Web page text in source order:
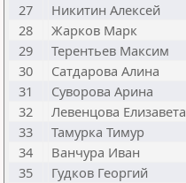
27
Никитин Алексей
28
Жарков Марк
29
Терентьев Максим
30
Сатдарова Алина
31
Суворова Арина
32
Левенцова Елизавета
33
Тамурка Тимур
34
Ванчура Иван
35
Гудков Георгий